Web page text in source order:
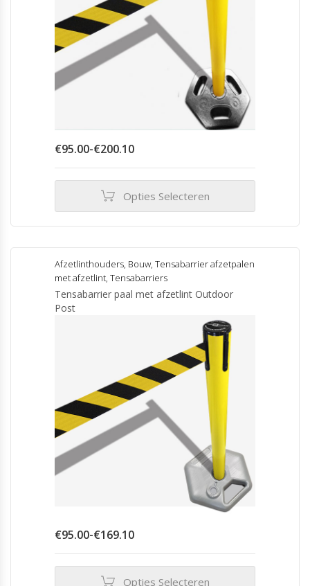
€95.00-€200.10Prijsklasse:
€200.10
Opties Selecteren
heeft
meerdere
variaties.
optie
kan
productpagina
Afzetlinthouders, Bouw, Tensabarrier afzetpalen
met afzetlint, Tensabarriers
Tensabarrier paal met afzetlint Outdoor
Post
€95.00-€169.10Prijsklasse:
€169.10
Opties Selecteren